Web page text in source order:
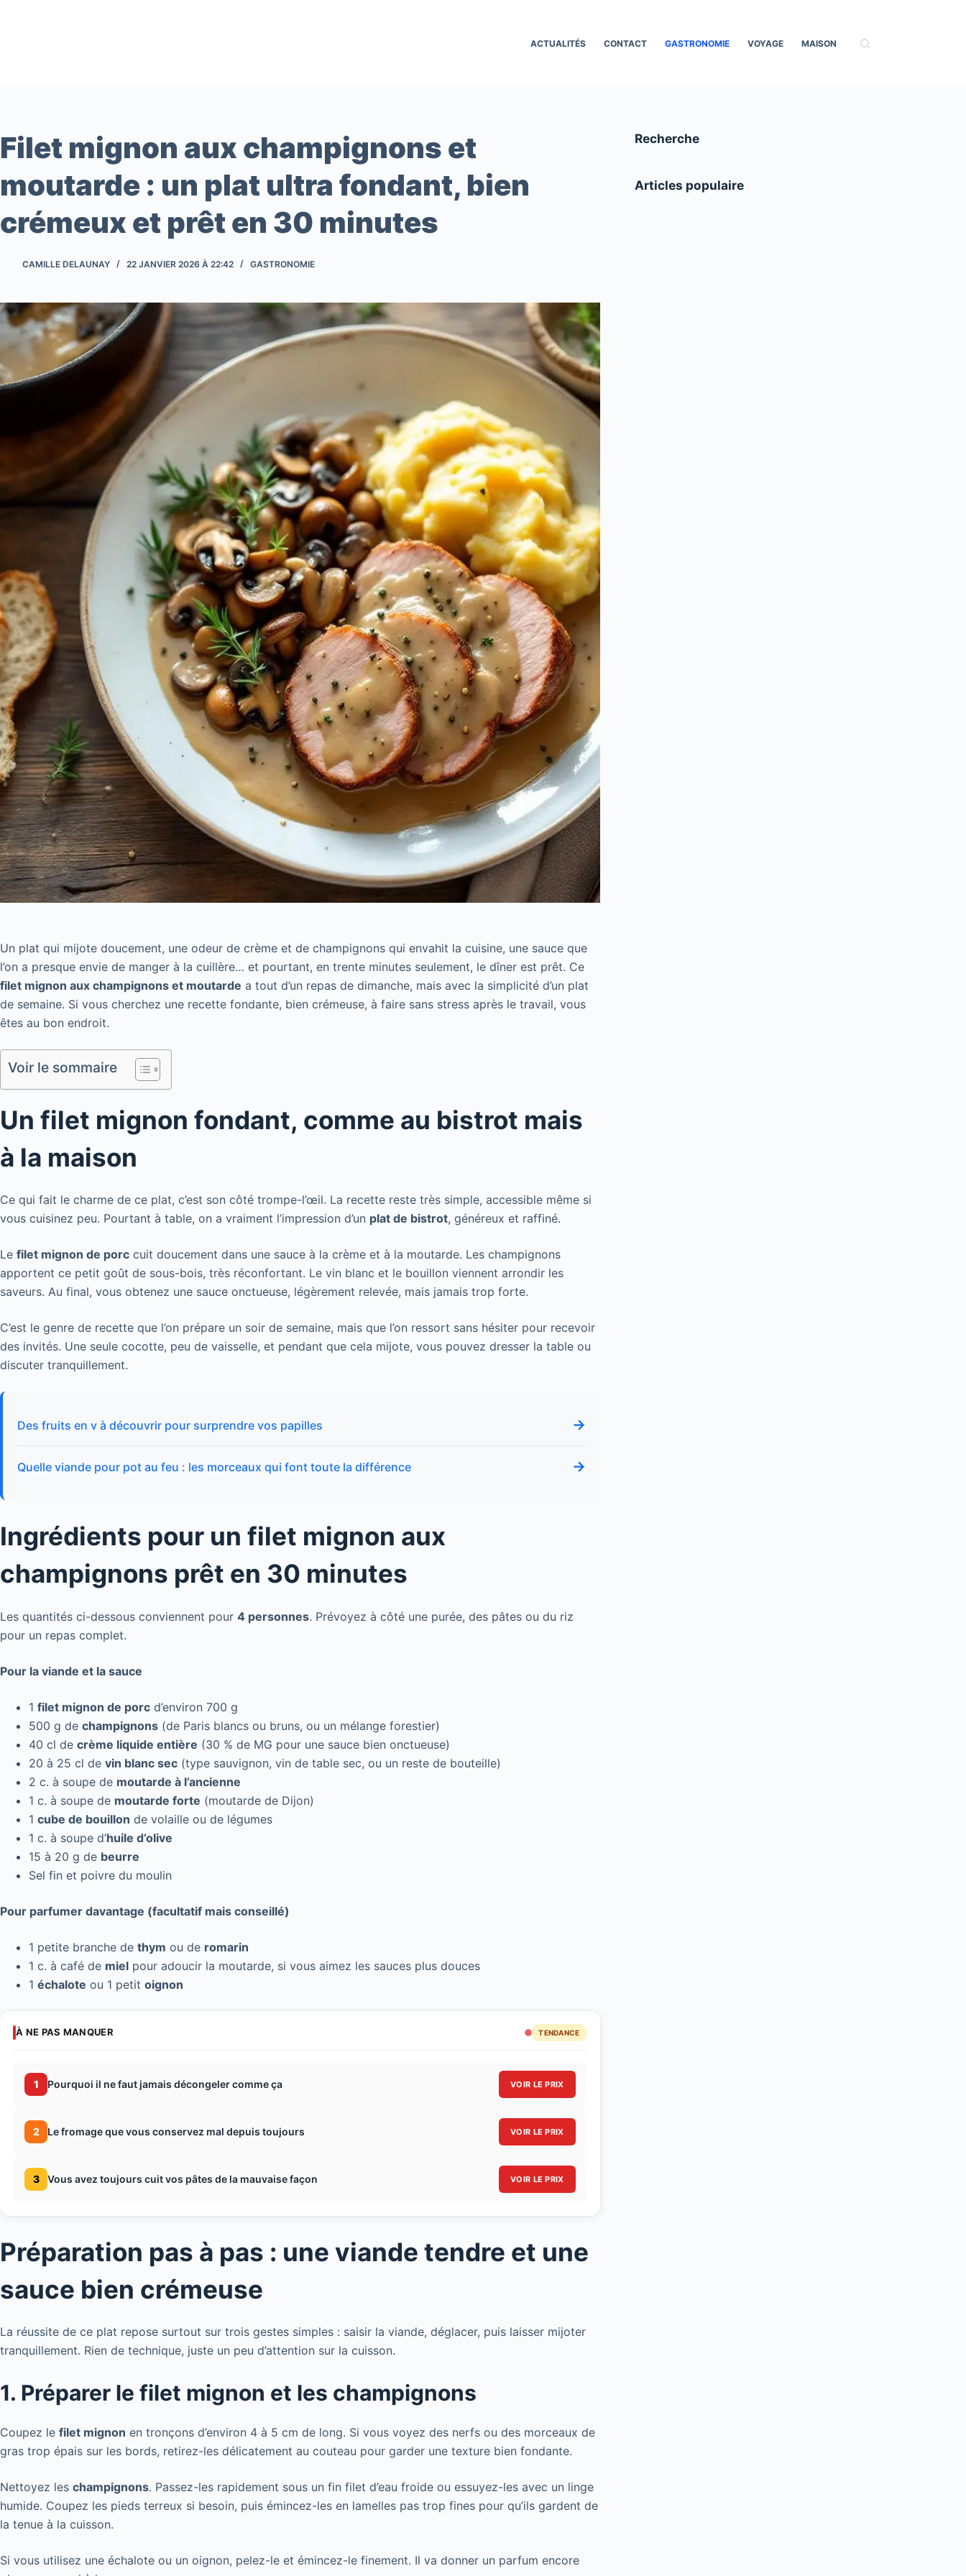
ACTUALITÉS CONTACT GASTRONOMIE VOYAGE MAISON
Filet mignon aux champignons et
moutarde : un plat ultra fondant, bien
crémeux et prêt en 30 minutes
CAMILLE DELAUNAY 22 JANVIER 2026 À 22:42 GASTRONOMIE
Un plat qui mijote doucement, une odeur de crème et de champignons qui envahit la cuisine, une sauce que
l’on a presque envie de manger à la cuillère… et pourtant, en trente minutes seulement, le dîner est prêt. Ce
filet mignon aux champignons et moutarde a tout d’un repas de dimanche, mais avec la simplicité d’un plat
de semaine. Si vous cherchez une recette fondante, bien crémeuse, à faire sans stress après le travail, vous
êtes au bon endroit.
Voir le sommaire
Un filet mignon fondant, comme au bistrot mais
à la maison
Ce qui fait le charme de ce plat, c’est son côté trompe-l’œil. La recette reste très simple, accessible même si
vous cuisinez peu. Pourtant à table, on a vraiment l’impression d’un plat de bistrot, généreux et raffiné.
Le filet mignon de porc cuit doucement dans une sauce à la crème et à la moutarde. Les champignons
apportent ce petit goût de sous-bois, très réconfortant. Le vin blanc et le bouillon viennent arrondir les
saveurs. Au final, vous obtenez une sauce onctueuse, légèrement relevée, mais jamais trop forte.
C’est le genre de recette que l’on prépare un soir de semaine, mais que l’on ressort sans hésiter pour recevoir
des invités. Une seule cocotte, peu de vaisselle, et pendant que cela mijote, vous pouvez dresser la table ou
discuter tranquillement.
Des fruits en v à découvrir pour surprendre vos papilles →
Quelle viande pour pot au feu : les morceaux qui font toute la différence →
Ingrédients pour un filet mignon aux
champignons prêt en 30 minutes
Les quantités ci-dessous conviennent pour 4 personnes. Prévoyez à côté une purée, des pâtes ou du riz
pour un repas complet.
Pour la viande et la sauce
1 filet mignon de porc d’environ 700 g
500 g de champignons (de Paris blancs ou bruns, ou un mélange forestier)
40 cl de crème liquide entière (30 % de MG pour une sauce bien onctueuse)
20 à 25 cl de vin blanc sec (type sauvignon, vin de table sec, ou un reste de bouteille)
2 c. à soupe de moutarde à l’ancienne
1 c. à soupe de moutarde forte (moutarde de Dijon)
1 cube de bouillon de volaille ou de légumes
1 c. à soupe d’huile d’olive
15 à 20 g de beurre
Sel fin et poivre du moulin
Pour parfumer davantage (facultatif mais conseillé)
1 petite branche de thym ou de romarin
1 c. à café de miel pour adoucir la moutarde, si vous aimez les sauces plus douces
1 échalote ou 1 petit oignon
À NE PAS MANQUER TENDANCE
1 Pourquoi il ne faut jamais décongeler comme ça VOIR LE PRIX
2 Le fromage que vous conservez mal depuis toujours VOIR LE PRIX
3 Vous avez toujours cuit vos pâtes de la mauvaise façon VOIR LE PRIX
Préparation pas à pas : une viande tendre et une
sauce bien crémeuse
La réussite de ce plat repose surtout sur trois gestes simples : saisir la viande, déglacer, puis laisser mijoter
tranquillement. Rien de technique, juste un peu d’attention sur la cuisson.
1. Préparer le filet mignon et les champignons
Coupez le filet mignon en tronçons d’environ 4 à 5 cm de long. Si vous voyez des nerfs ou des morceaux de
gras trop épais sur les bords, retirez-les délicatement au couteau pour garder une texture bien fondante.
Nettoyez les champignons. Passez-les rapidement sous un fin filet d’eau froide ou essuyez-les avec un linge
humide. Coupez les pieds terreux si besoin, puis émincez-les en lamelles pas trop fines pour qu’ils gardent de
la tenue à la cuisson.
Si vous utilisez une échalote ou un oignon, pelez-le et émincez-le finement. Il va donner un parfum encore
Recherche
Articles populaire